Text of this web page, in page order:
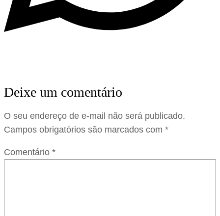
Deixe um comentário
O seu endereço de e-mail não será publicado.
Campos obrigatórios são marcados com *
Comentário *